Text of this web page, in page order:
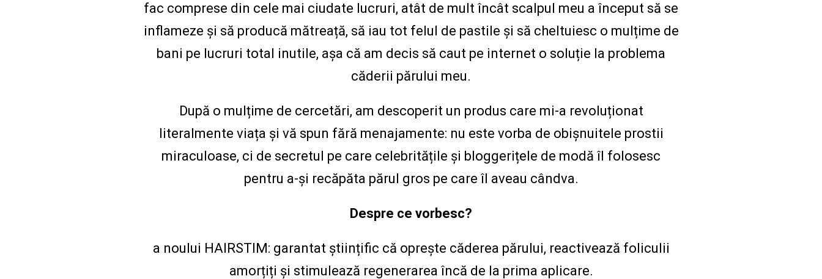
fac comprese din cele mai ciudate lucruri, atât de mult încât scalpul meu a început să se
inflameze și să producă mătreață, să iau tot felul de pastile și să cheltuiesc o mulțime de
bani pe lucruri total inutile, așa că am decis să caut pe internet o soluție la problema
căderii părului meu.
După o mulțime de cercetări, am descoperit un produs care mi-a revoluționat
literalmente viața și vă spun fără menajamente: nu este vorba de obișnuitele prostii
miraculoase, ci de secretul pe care celebritățile și bloggerițele de modă îl folosesc
pentru a-și recăpăta părul gros pe care îl aveau cândva.
Despre ce vorbesc?
a noului HAIRSTIM: garantat științific că oprește căderea părului, reactivează foliculii
amorțiți și stimulează regenerarea încă de la prima aplicare.